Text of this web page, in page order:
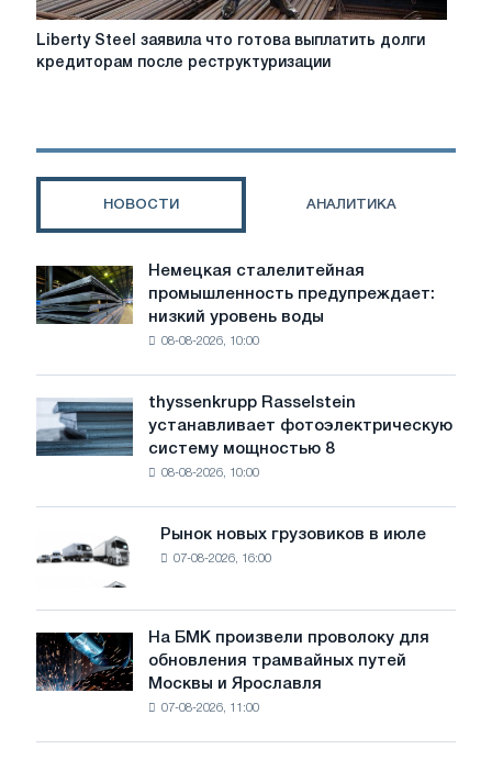
Liberty
выплатить
реструктуризации
Liberty Steel заявила что готова выплатить долги
кредиторам после реструктуризации
НОВОСТИ АНАЛИТИКА
Немецкая
сталелитейная
промышленность
предупреждает:
воды
угрожает
безопасности
Немецкая сталелитейная
промышленность предупреждает:
низкий уровень воды
08-08-2026, 10:00
thyssenkrupp
Rasselstein
устанавливает
фотоэлектрическую
достижения
целей
обезуглероживания
thyssenkrupp Rasselstein
устанавливает фотоэлектрическую
систему мощностью 8
08-08-2026, 10:00
Рынок
новых
грузовиков
в
июле
Рынок новых грузовиков в июле
07-08-2026, 16:00
На
БМК
произвели
На БМК произвели проволоку для
обновления трамвайных путей
Москвы и Ярославля
07-08-2026, 11:00